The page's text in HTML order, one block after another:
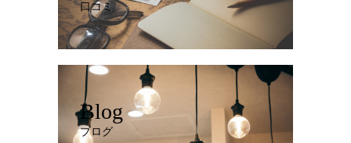
口コミ
Blog
ブログ